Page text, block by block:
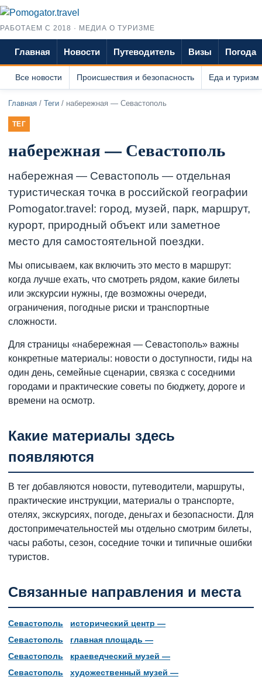
РАБОТАЕМ С 2018 · МЕДИА О ТУРИЗМЕ
Главная Новости Путеводитель Визы Погода
Все новости Происшествия и безопасность Еда и туризм
Главная / Теги / набережная — Севастополь
ТЕГ
набережная — Севастополь
набережная — Севастополь — отдельная
туристическая точка в российской географии
Pomogator.travel: город, музей, парк, маршрут,
курорт, природный объект или заметное
место для самостоятельной поездки.
Мы описываем, как включить это место в маршрут:
когда лучше ехать, что смотреть рядом, какие билеты
или экскурсии нужны, где возможны очереди,
ограничения, погодные риски и транспортные
сложности.
Для страницы «набережная — Севастополь» важны
конкретные материалы: новости о доступности, гиды на
один день, семейные сценарии, связка с соседними
городами и практические советы по бюджету, дороге и
времени на осмотр.
Какие материалы здесь
появляются
В тег добавляются новости, путеводители, маршруты,
практические инструкции, материалы о транспорте,
отелях, экскурсиях, погоде, деньгах и безопасности. Для
достопримечательностей мы отдельно смотрим билеты,
часы работы, сезон, соседние точки и типичные ошибки
туристов.
Связанные направления и места
Севастополь
исторический центр —
Севастополь
главная площадь —
Севастополь
краеведческий музей —
Севастополь
художественный музей —